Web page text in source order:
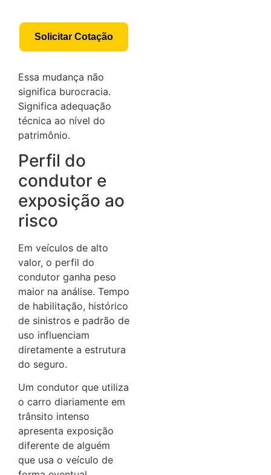
Solicitar Cotação
Essa mudança não
significa burocracia.
Significa adequação
técnica ao nível do
patrimônio.
Perfil do
condutor e
exposição ao
risco
Em veículos de alto
valor, o perfil do
condutor ganha peso
maior na análise. Tempo
de habilitação, histórico
de sinistros e padrão de
uso influenciam
diretamente a estrutura
do seguro.
Um condutor que utiliza
o carro diariamente em
trânsito intenso
apresenta exposição
diferente de alguém
que usa o veículo de